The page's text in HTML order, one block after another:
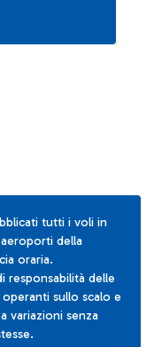
tutti i voli in
della
oraria.
responsabilità delle
sullo scalo e
variazioni senza